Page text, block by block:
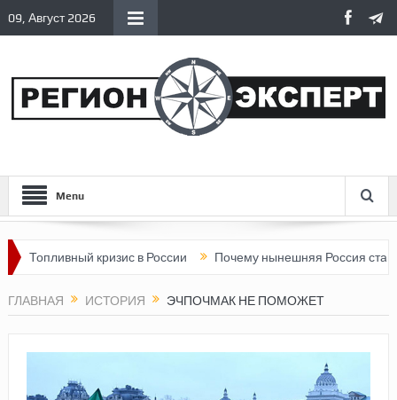
09, Август 2026
Menu
кризис в России Почему нынешняя Россия стала хуже,
ГЛАВНАЯ ИСТОРИЯ ЭЧПОЧМАК НЕ ПОМОЖЕТ